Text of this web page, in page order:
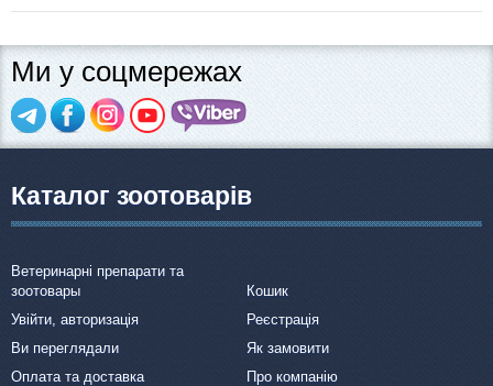
Ми у соцмережах
Каталог зоотоварів
Ветеринарні препарати та
зоотовары
Кошик
Увійти, авторизація
Реєстрація
Ви переглядали
Як замовити
Оплата та доставка
Про компанію